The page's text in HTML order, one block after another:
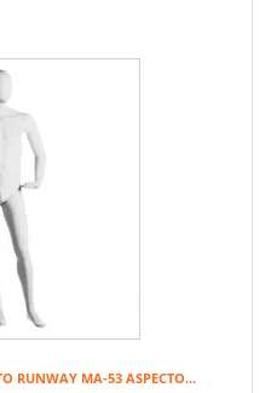
RUNWAY MA-53 ASPECTO...